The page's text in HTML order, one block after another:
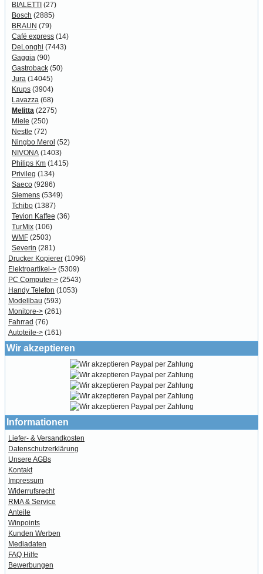
BIALETTI (27)
Bosch (2885)
BRAUN (79)
Café express (14)
DeLonghi (7443)
Gaggia (90)
Gastroback (50)
Jura (14045)
Krups (3904)
Lavazza (68)
Melitta (2275)
Miele (250)
Nestle (72)
Ningbo Merol (52)
NIVONA (1403)
Philips Km (1415)
Privileg (134)
Saeco (9286)
Siemens (5349)
Tchibo (1387)
Tevion Kaffee (36)
TurMix (106)
WMF (2503)
Severin (281)
Drucker Kopierer (1096)
Elektroartikel-> (5309)
PC Computer-> (2543)
Handy Telefon (1053)
Modellbau (593)
Monitore-> (261)
Fahrrad (76)
Autoteile-> (161)
Wir akzeptieren
Informationen
Liefer- & Versandkosten
Datenschutzerklärung
Unsere AGBs
Kontakt
Impressum
Widerrufsrecht
RMA & Service
Anteile
Winpoints
Kunden Werben
Mediadaten
FAQ Hilfe
Bewerbungen